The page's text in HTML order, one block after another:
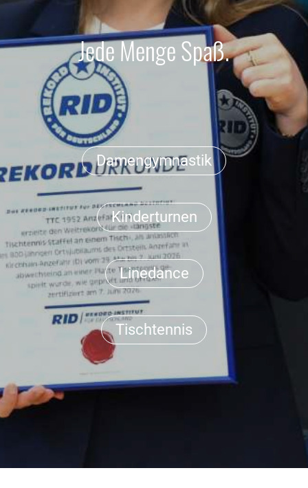
Jede Menge Spaß.
Damengymnastik
Kinderturnen
Linedance
Tischtennis